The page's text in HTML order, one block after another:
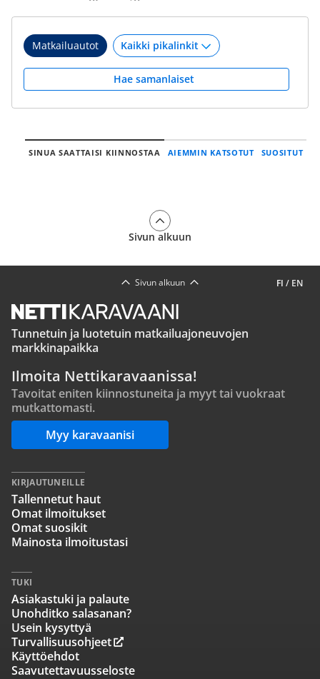
Matkailuautot
Hae samanlaiset
SINUA SAATTAISI KIINNOSTAA AIEMMIN KATSOTUT SUOSITUT
Sivun alkuun
FI / EN
Sivun alkuun
Tunnetuin ja luotetuin matkailuajoneuvojen
markkinapaikka
Ilmoita Nettikaravaanissa!
Tavoitat eniten kiinnostuneita ja myyt tai vuokraat
mutkattomasti.
Myy karavaanisi
KIRJAUTUNEILLE
Tallennetut haut
Omat ilmoitukset
Omat suosikit
Mainosta ilmoitustasi
TUKI
Asiakastuki ja palaute
Unohditko salasanan?
Usein kysyttyä
Turvallisuusohjeet
Käyttöehdot
Saavutettavuusseloste